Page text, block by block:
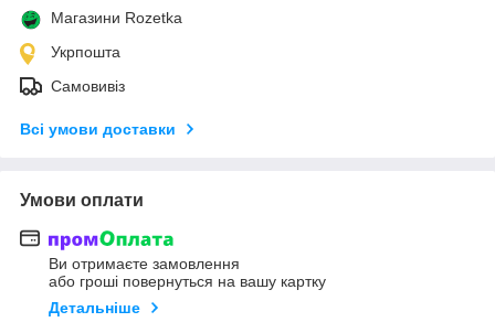
Магазини Rozetka
Укрпошта
Самовивіз
Всі умови доставки
Умови оплати
Ви отримаєте замовлення
або гроші повернуться на вашу картку
Детальніше